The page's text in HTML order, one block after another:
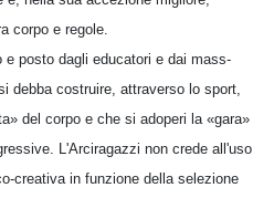
corpo e regole.
posto dagli educatori e dai mass-
debba costruire, attraverso lo sport,
del corpo e che si adoperi la «gara»
L'Arciragazzi non crede all'uso
creativa in funzione della selezione